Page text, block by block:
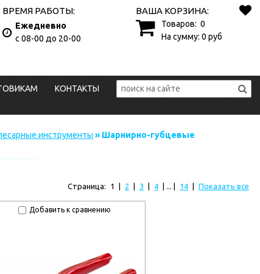
ВРЕМЯ РАБОТЫ:
Ежедневно
с 08-00 до 20-00
ВАША КОРЗИНА:
Товаров: 0
На сумму: 0 руб
КОНТАКТЫ
инструменты » Шарнирно-губцевые
Страница: 1 2 3 4 | ... | 14 Показать все
Добавить к сравнению